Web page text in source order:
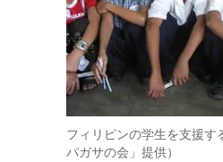
フィリピンの学生を支援す
パガサの会」提供）